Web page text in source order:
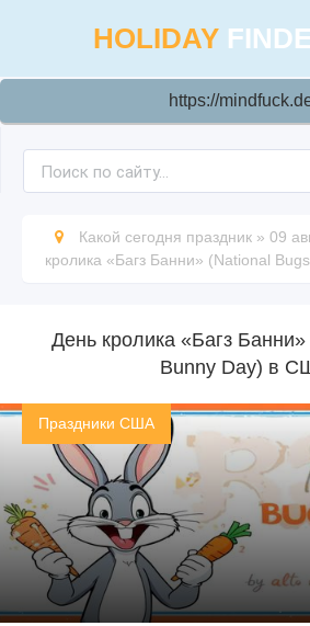
HOLIDAY
https://
Какой сегодня праздник » 09
кролика «Багз Банни» (National
День кролика «Багз
Bunny Day) в
Праздники США